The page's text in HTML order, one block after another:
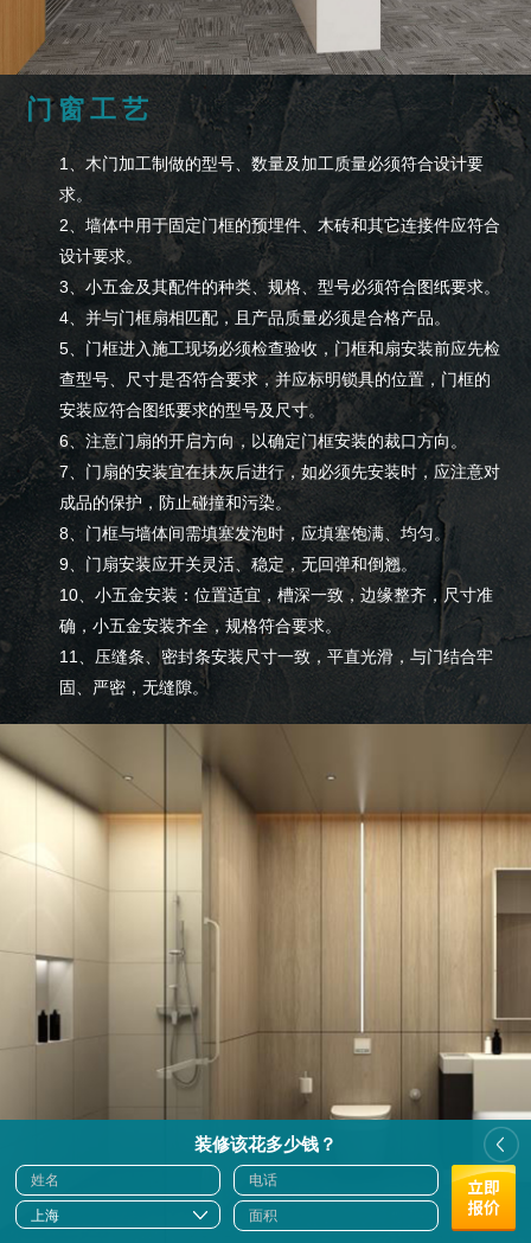
门窗工艺
1、木门加工制做的型号、数量及加工质量必须符合设计要
求。
2、墙体中用于固定门框的预埋件、木砖和其它连接件应符合
设计要求。
3、小五金及其配件的种类、规格、型号必须符合图纸要求。
4、并与门框扇相匹配，且产品质量必须是合格产品。
5、门框进入施工现场必须检查验收，门框和扇安装前应先检
查型号、尺寸是否符合要求，并应标明锁具的位置，门框的
安装应符合图纸要求的型号及尺寸。
6、注意门扇的开启方向，以确定门框安装的裁口方向。
7、门扇的安装宜在抹灰后进行，如必须先安装时，应注意对
成品的保护，防止碰撞和污染。
8、门框与墙体间需填塞发泡时，应填塞饱满、均匀。
9、门扇安装应开关灵活、稳定，无回弹和倒翘。
10、小五金安装：位置适宜，槽深一致，边缘整齐，尺寸准
确，小五金安装齐全，规格符合要求。
11、压缝条、密封条安装尺寸一致，平直光滑，与门结合牢
固、严密，无缝隙。
装修该花多少钱？